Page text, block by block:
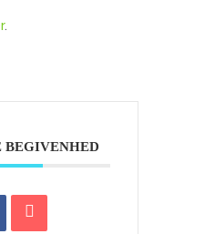
.
BEGIVENHED